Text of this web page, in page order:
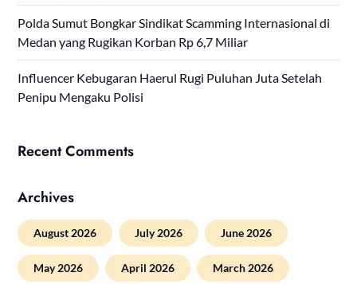
Polda Sumut Bongkar Sindikat Scamming Internasional di
Medan yang Rugikan Korban Rp 6,7 Miliar
Influencer Kebugaran Haerul Rugi Puluhan Juta Setelah
Penipu Mengaku Polisi
Recent Comments
Archives
August 2026 July 2026 June 2026
May 2026 April 2026 March 2026